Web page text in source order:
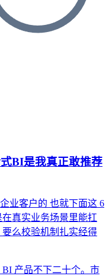
BI是我真正敢推荐
业客户的 也就下面这 6
在真实业务场景里能扛
要么校验机制扎实经得
产品不下二十个。市